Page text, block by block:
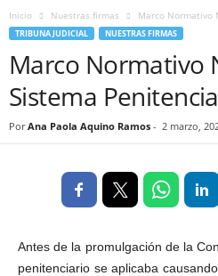
Inicio Nuestras firmas Marco Normativo
TRIBUNA JUDICIAL NUESTRAS FIRMAS
Marco Normativo
Sistema
Por Ana Paola Aquino Ramos - 2 marzo,
Antes de la promulgación de la
penitenciario se aplicaba